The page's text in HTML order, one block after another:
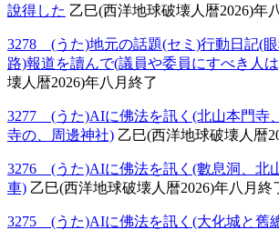
說得した 乙巳(西洋地球破壊人暦2026)年
3278 (うた)地元の話題(セミ)行動日記(
路)報道を讀んで(議員や委員にすべき人
壊人暦2026)年八月終了
3277 (うた)AIに佛法を訊く(北山本門寺
寺の、周邊神社) 乙巳(西洋地球破壊人暦
3276 (うた)AIに佛法を訊く(數息洞、北
車) 乙巳(西洋地球破壊人暦2026)年八月終
3275 (うた)AIに佛法を訊く(大化城と舊